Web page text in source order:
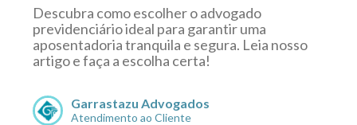
Descubra como escolher o advogado
previdenciário ideal para garantir uma
aposentadoria tranquila e segura. Leia nosso
artigo e faça a escolha certa!
Garrastazu Advogados
Atendimento ao Cliente